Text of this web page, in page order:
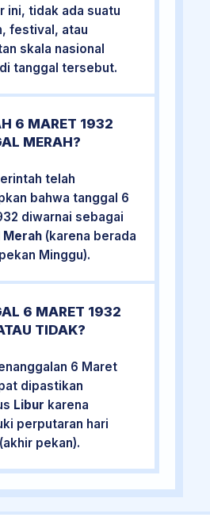
ini, tidak ada suatu
festival, atau
skala nasional
tanggal tersebut.
6 MARET 1932
MERAH?
telah
bahwa tanggal 6
diwarnai sebagai
Merah (karena berada
Minggu).
6 MARET 1932
TIDAK?
6 Maret
dipastikan
Libur karena
perputaran hari
pekan).